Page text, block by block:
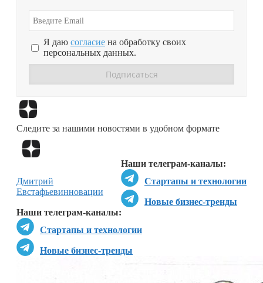
Я даю согласие на обработку своих
персональных данных.
Следите за нашими новостями в удобном формате
Наши телеграм-каналы:
Стартапы и технологии
Новые бизнес-тренды
Наши телеграм-каналы:
Стартапы и технологии
Новые бизнес-тренды
Дмитрий
Евстафьевинновации